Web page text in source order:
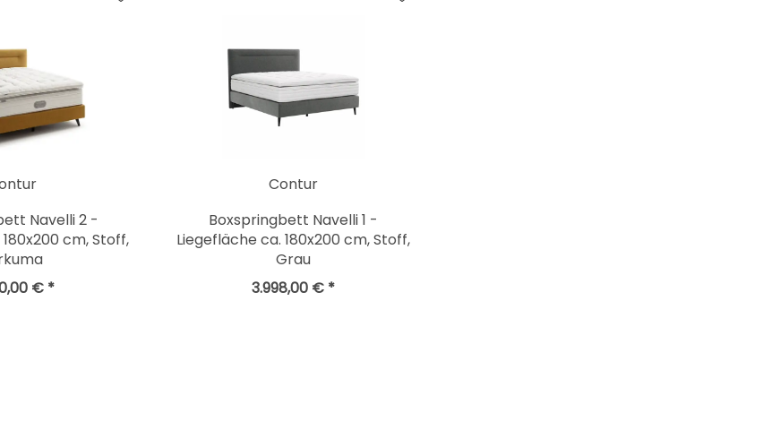
Navelli 2 -
cm, Stoff,
€ *
Contur
Boxspringbett Navelli 1 -
Liegefläche ca. 180x200 cm, Stoff,
Grau
3.998,00 € *